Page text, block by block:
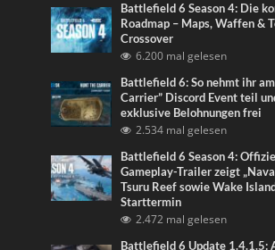
Battlefield 6 Season 4: Die
Roadmap – Maps, Waffen &
Crossover
6.200 mal gelesen
Battlefield 6: So nehmt ihr
Carrier” Discord Event teil
exklusive Belohnungen frei
2.534 mal gelesen
Battlefield 6 Season 4:
Gameplay-Trailer zeigt
Tsuru Reef sowie Wake
Starttermin
2.472 mal gelesen
Battlefield 6 Update 1.4.1.5: